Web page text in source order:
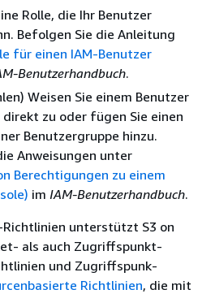
Rolle, die Ihr Benutzer
Befolgen Sie die Anleitung
für einen IAM-Benutzer
Benutzerhandbuch.
Weisen Sie einem Benutzer
zu oder fügen Sie einen
Benutzergruppe hinzu.
Anweisungen unter
Berechtigungen zu einem
im IAM-Benutzerhandbuch.
unterstützt S3 on
als auch Zugriffspunkt-
und Zugriffspunk-
Richtlinien, die mit